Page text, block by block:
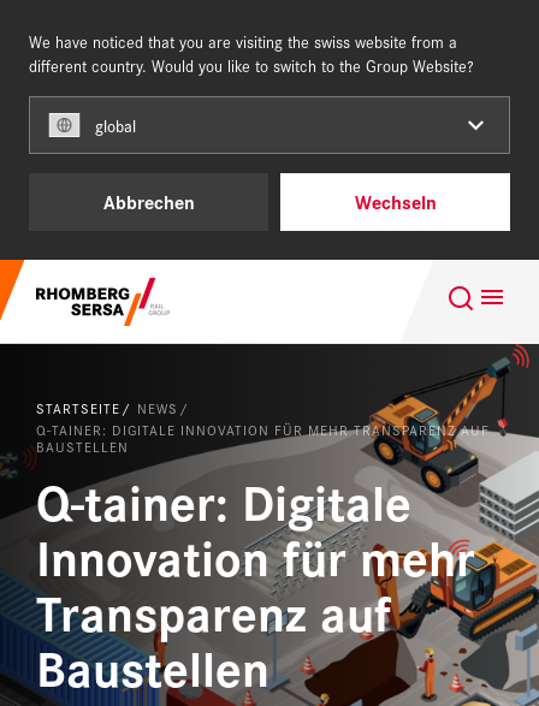
We have noticed that you are visiting the swiss website from a
different country. Would you like to switch to the Group Website?
global
Abbrechen Wechseln
NEWS
DOWNLOAD CENTER
Projektgeschäft
Leistungen & Produkte
Über uns
Karriere
SCHWEIZ DE
Suchempfehlungen
Nachhaltigkeit
Digital Rail Services
STARTSEITE
NEWS
Q-TAINER: DIGITALE INNOVATION FÜR MEHR TRANSPARENZ AUF
BAUSTELLEN
Q-tainer: Digitale
Innovation für mehr
Transparenz auf
Baustellen